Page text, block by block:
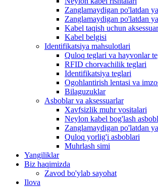
Zanglamaydigan po'latdan
Zanglamaydigan po'latdan
Kabel taqish uchun
Kabel belgisi
Identifikatsiya mahsulotlari
Quloq teglari va hayvonlar
RFID chorvachilik teglari
Identifikatsiya teglari
Ogohlantirish lentasi va
Bilaguzuklar
Asboblar va aksessuarlar
Xavfsizlik muhr vositalari
Neylon kabel bog'lash
Zanglamaydigan po'latdan
Quloq yorlig'i asboblari
Muhrlash simi
Yangiliklar
Biz haqimizda
Zavod bo'ylab sayohat
Ilova